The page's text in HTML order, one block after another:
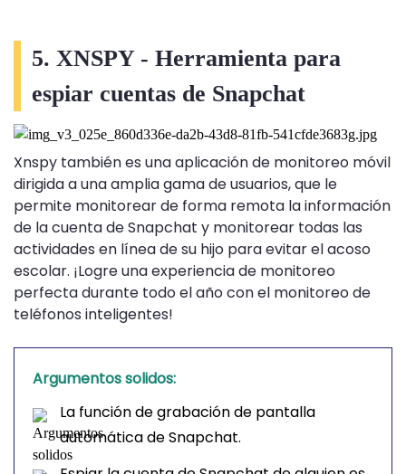
5. XNSPY - Herramienta para
espiar cuentas de Snapchat
Xnspy también es una aplicación de monitoreo móvil
dirigida a una amplia gama de usuarios, que le
permite monitorear de forma remota la información
de la cuenta de Snapchat y monitorear todas las
actividades en línea de su hijo para evitar el acoso
escolar. ¡Logre una experiencia de monitoreo
perfecta durante todo el año con el monitoreo de
teléfonos inteligentes!
Argumentos solidos:
La función de grabación de pantalla
automática de Snapchat.